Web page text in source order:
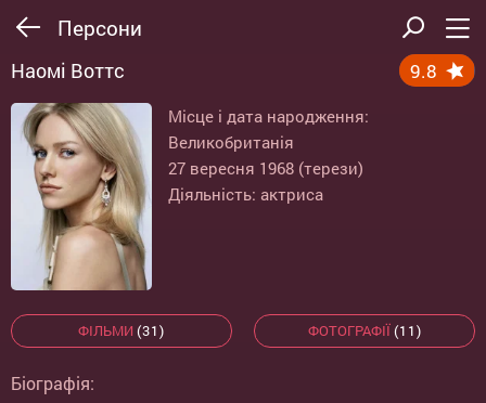
Персони
Наомі Воттс 9.8
Місце і дата народження:
Великобританія
27 вересня 1968 (терези)
Діяльність: актриса
ФІЛЬМИ (31) ФОТОГРАФІЇ(11)
Біографія: